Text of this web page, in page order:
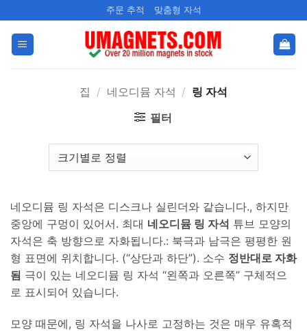
텐
주문 추적 맞춤형 자석
집 / 네오디뮴 자석 / 링 자석
필터
네오디뮴 링 자석은 디스크나 실린더와 같습니다., 하지만
중앙에 구멍이 있어서. 최대 네오디뮴 링 자석 튜브 모양의
자석은 축 방향으로 자화됩니다.: 북극과 남극은 평평한 원
형 표면에 위치합니다. (“상단과 하단”). 소수 정반대로 자화
됨 극이 있는 네오디뮴 링 자석 “왼쪽과 오른쪽” 구체적으
로 표시되어 있습니다.
모양 때문에, 링 자석을 나사로 고정하는 것은 매우 유혹적